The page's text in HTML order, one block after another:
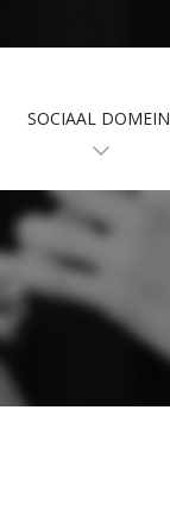
SOCIAAL DOMEIN